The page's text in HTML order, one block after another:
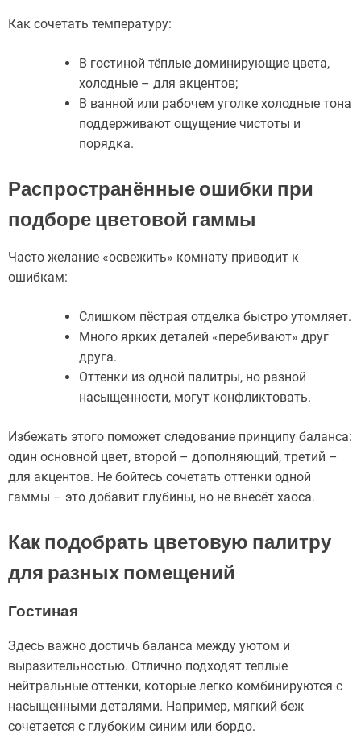
Как сочетать температуру:
В гостиной тёплые доминирующие цвета,
холодные – для акцентов;
В ванной или рабочем уголке холодные тона
поддерживают ощущение чистоты и
порядка.
Распространённые ошибки при
подборе цветовой гаммы
Часто желание «освежить» комнату приводит к
ошибкам:
Слишком пёстрая отделка быстро утомляет.
Много ярких деталей «перебивают» друг
друга.
Оттенки из одной палитры, но разной
насыщенности, могут конфликтовать.
Избежать этого поможет следование принципу баланса:
один основной цвет, второй – дополняющий, третий –
для акцентов. Не бойтесь сочетать оттенки одной
гаммы – это добавит глубины, но не внесёт хаоса.
Как подобрать цветовую палитру
для разных помещений
Гостиная
Здесь важно достичь баланса между уютом и
выразительностью. Отлично подходят теплые
нейтральные оттенки, которые легко комбинируются с
насыщенными деталями. Например, мягкий беж
сочетается с глубоким синим или бордо.